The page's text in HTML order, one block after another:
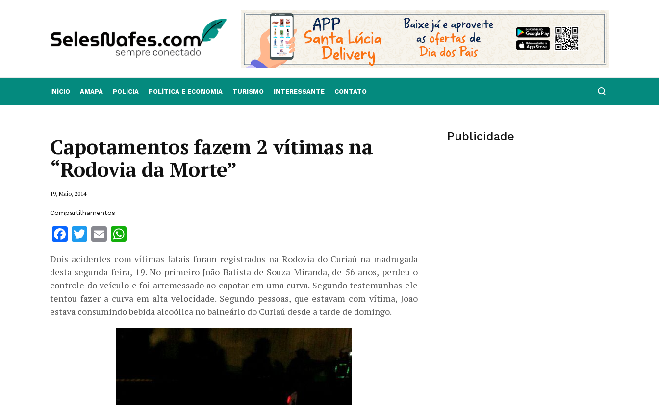
INÍCIO AMAPÁ POLÍCIA POLÍTICA E ECONOMIA TURISMO INTERESSANTE CONTATO
Capotamentos fazem 2 vítimas na
“Rodovia da Morte”
19, Maio, 2014
Compartilhamentos
Facebook
Twitter
Email
Dois acidentes com vítimas fatais foram registrados na Rodovia do Curiaú na madrugada
desta segunda-feira, 19. No primeiro João Batista de Souza Miranda, de 56 anos, perdeu o
controle do veículo e foi arremessado ao capotar em uma curva. Segundo testemunhas ele
tentou fazer a curva em alta velocidade. Segundo pessoas, que estavam com vítima, João
estava consumindo bebida alcoólica no balneário do Curiaú desde a tarde de domingo.
Publicidade